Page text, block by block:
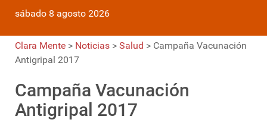
sábado 8 agosto 2026
Clara Mente > Noticias > Salud > Campaña Vacunación
Antigripal 2017
Campaña Vacunación
Antigripal 2017